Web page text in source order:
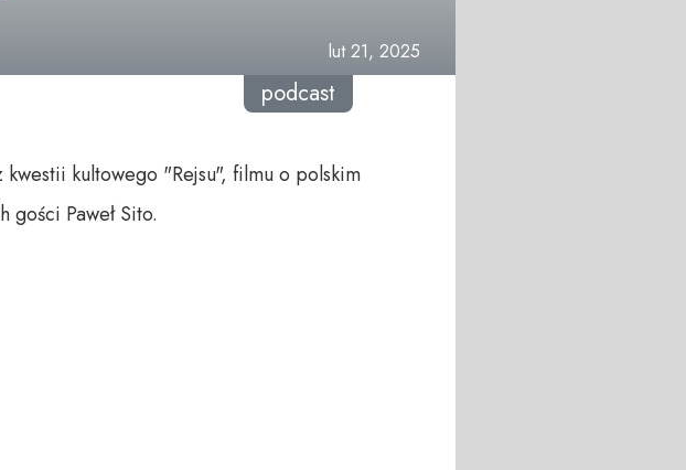
lut 21, 2025
podcast
kultowego "Rejsu", filmu o polskim
gości Paweł Sito.